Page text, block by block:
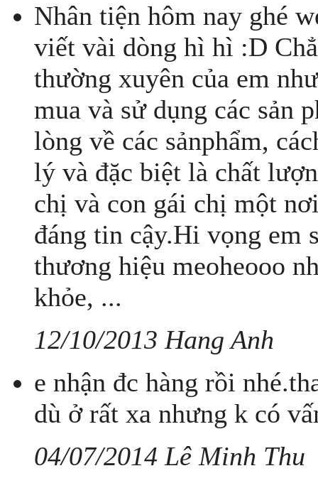
Nhân tiện hôm nay ghé
viết vài dòng hì hì :D
thường xuyên của em
mua và sử dụng các sản
lòng về các sảnphẩm,
lý và đặc biệt là chất
chị và con gái chị một
đáng tin cậy.Hi vọng em
thương hiệu meoheooo
khỏe, ...
12/10/2013 Hang Anh
e nhận đc hàng rồi
dù ở rất xa nhưng k có
04/07/2014 Lê Minh Thu